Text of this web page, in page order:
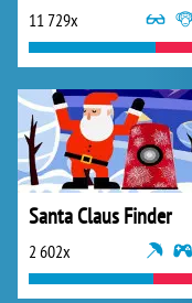
11 729x
Santa Claus Finder
2 602x